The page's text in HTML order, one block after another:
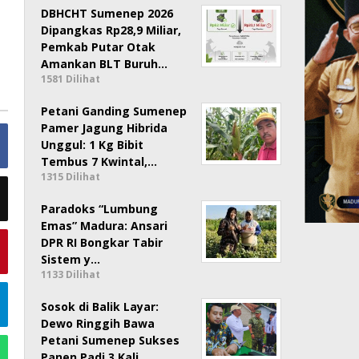
DBHCHT Sumenep 2026
Dipangkas Rp28,9 Miliar,
Pemkab Putar Otak
Amankan BLT Buruh…
1581 Dilihat
Petani Ganding Sumenep
Pamer Jagung Hibrida
Unggul: 1 Kg Bibit
Tembus 7 Kwintal,…
1315 Dilihat
Paradoks “Lumbung
Emas” Madura: Ansari
DPR RI Bongkar Tabir
Sistem y…
1133 Dilihat
Sosok di Balik Layar:
Dewo Ringgih Bawa
Petani Sumenep Sukses